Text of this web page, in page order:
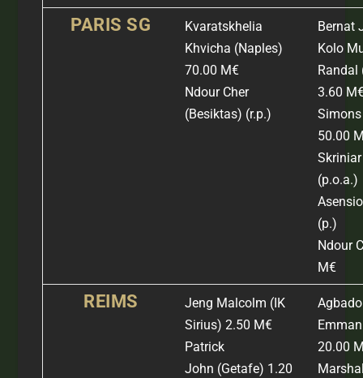
PARIS SG
Kvaratskhelia
Khvicha (Naples)
70.00 M€
Ndour Cher
(Besiktas) (r.p.)
Bernat
Kolo
Randal
3.60
50.00
(p.o.a.)
(p.)
Ndour
M€
REIMS Jeng Malcolm (IK
Sirius) 2.50 M€
Patrick
John (Getafe) 1.20
20.00